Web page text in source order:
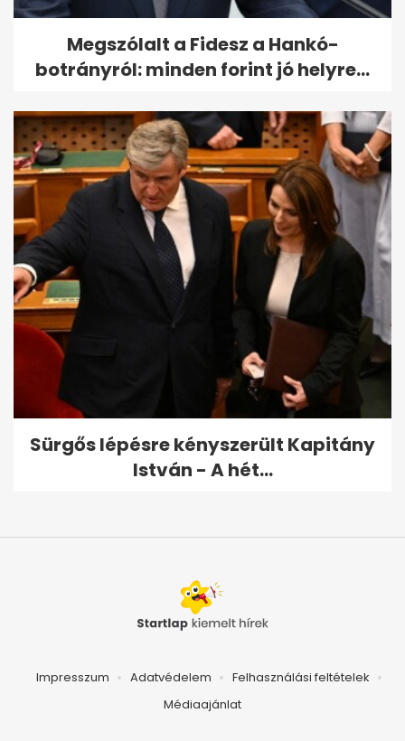
Megszólalt a Fidesz a Hankó-
botrányról: minden forint jó helyre...
Sürgős lépésre kényszerült Kapitány
István - A hét...
Impresszum Adatvédelem
Felhasználási feltételek
Médiaajánlat